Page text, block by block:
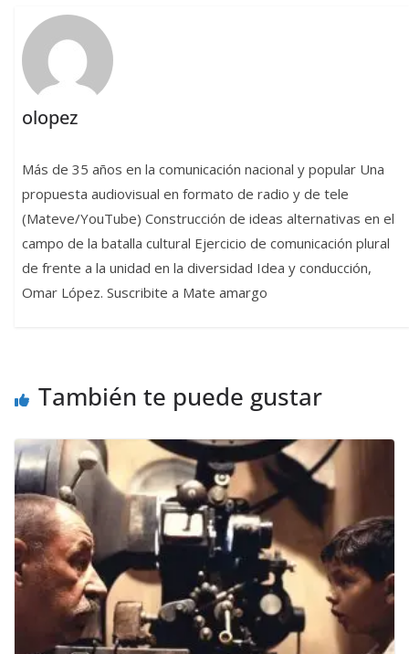
olopez
Más de 35 años en la comunicación nacional y popular Una
propuesta audiovisual en formato de radio y de tele
(Mateve/YouTube) Construcción de ideas alternativas en el
campo de la batalla cultural Ejercicio de comunicación plural
de frente a la unidad en la diversidad Idea y conducción,
Omar López. Suscribite a Mate amargo
También te puede gustar